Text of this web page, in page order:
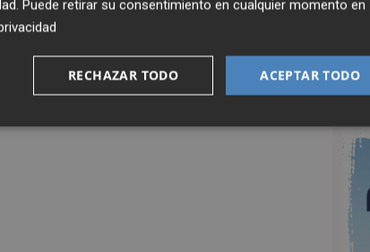
. Puede retirar su consentimiento en cualquier momento en
ACEPTAR TODO
RECHAZAR TODO